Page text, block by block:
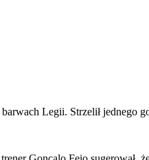
Legii. Strzelił jednego